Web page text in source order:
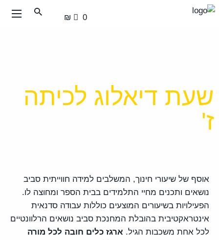
עבור
0 ₪
שעת דיאלוג לכיתה
ז'
אוסף של שיעורי חינוך, המשלבים למידה חווייתית סביב
נושאים ותכנים מחיי התלמידים בבית הספר ומחוצה לו.
הפעילויות בשיעורים המוצעים כוללות עבודה סדנאית
אינטראקטיבית בהובלת המחנכת סביב נושאים הרלוונטיים
לכל אחת משכבות הגיל. ארגז כלים חובה לכל מורה